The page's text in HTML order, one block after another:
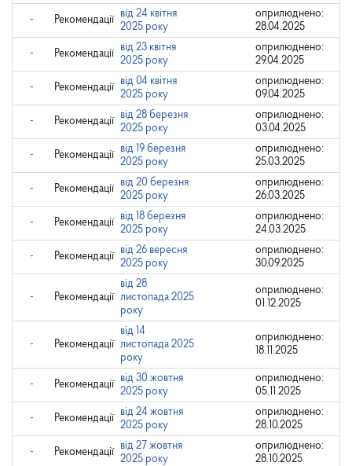
- Рекомендації
від 24 квітня
2025 року
оприлюднено:
28.04.2025
- Рекомендації
від 23 квітня
2025 року
оприлюднено:
29.04.2025
- Рекомендації
від 04 квітня
2025 року
оприлюднено:
09.04.2025
- Рекомендації
від 28 березня
2025 року
оприлюднено:
03.04.2025
- Рекомендації
від 19 березня
2025 року
оприлюднено:
25.03.2025
- Рекомендації
від 20 березня
2025 року
оприлюднено:
26.03.2025
- Рекомендації
від 18 березня
2025 року
оприлюднено:
24.03.2025
- Рекомендації
від 26 вересня
2025 року
оприлюднено:
30.09.2025
- Рекомендації
від 28
листопада 2025
року
оприлюднено:
01.12.2025
- Рекомендації
від 14
листопада 2025
року
оприлюднено:
18.11.2025
- Рекомендації
від 30 жовтня
2025 року
оприлюднено:
05.11.2025
- Рекомендації
від 24 жовтня
2025 року
оприлюднено:
28.10.2025
- Рекомендації
від 27 жовтня
2025 року
оприлюднено:
28.10.2025